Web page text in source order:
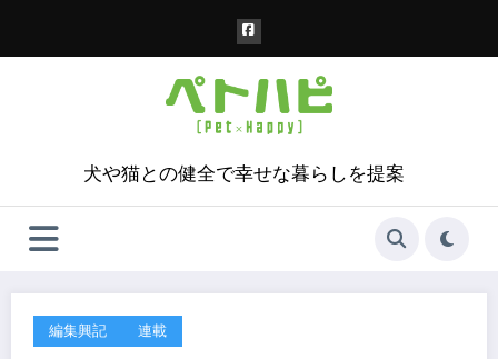
犬や猫との健全で幸せな暮らしを提案
編集興記 連載